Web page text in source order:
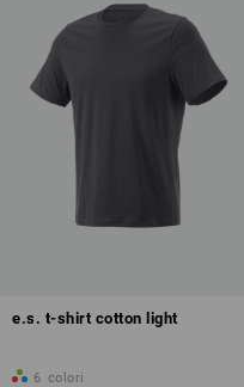
e.s. t-shirt cotton light
6 colori